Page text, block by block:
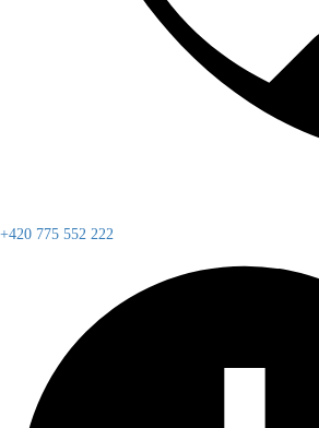
+420 775 552 222